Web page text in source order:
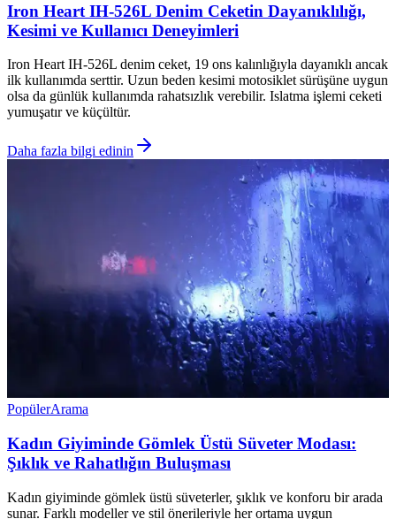
Iron Heart IH-526L Denim Ceketin Dayanıklılığı,
Kesimi ve Kullanıcı Deneyimleri
Iron Heart IH-526L denim ceket, 19 ons kalınlığıyla dayanıklı ancak
ilk kullanımda serttir. Uzun beden kesimi motosiklet sürüşüne uygun
olsa da günlük kullanımda rahatsızlık verebilir. Islatma işlemi ceketi
yumuşatır ve küçültür.
Daha fazla bilgi edinin
PopülerArama
Kadın Giyiminde Gömlek Üstü Süveter Modası:
Şıklık ve Rahatlığın Buluşması
Kadın giyiminde gömlek üstü süveterler, şıklık ve konforu bir arada
sunar. Farklı modeller ve stil önerileriyle her ortama uygun